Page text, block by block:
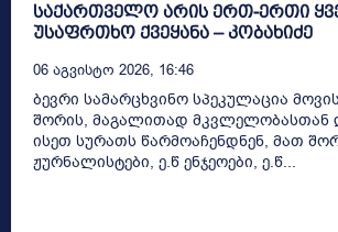
საქართველო არის ერთ-ერთი
უსაფრთხო ქვეყანა – კობახიძე
06 Აგვისტო 2026, 16:46
ბევრი სამარცხვინო სპეკულაცია
შორის, მაგალითად მკვლელობასთან
ისეთ სურათს წარმოაჩენდნენ, მათ
ჟურნალისტები, ე.წ ენჯეოები, ე.წ...